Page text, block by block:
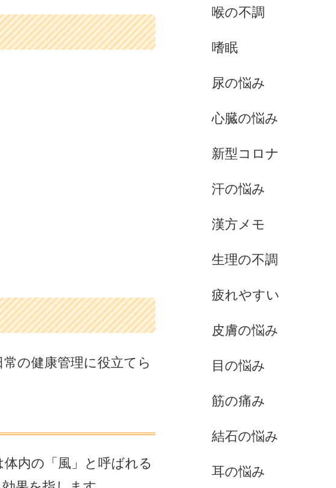
の健康管理に役立てら
内の「風」と呼ばれる
喉の不調
嗜眠
尿の悩み
心臓の悩み
新型コロナ
汗の悩み
漢方メモ
生理の不調
疲れやすい
皮膚の悩み
目の悩み
筋の痛み
結石の悩み
耳の悩み